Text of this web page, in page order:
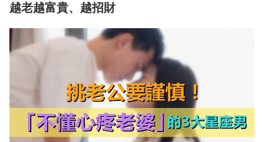
越老越富貴、越招財